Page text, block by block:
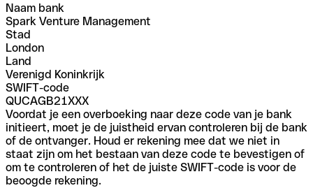
Naam bank
Spark Venture Management
Stad
London
Land
Verenigd Koninkrijk
SWIFT-code
QUCAGB21XXX
Voordat je een overboeking naar deze code van je bank
initieert, moet je de juistheid ervan controleren bij de bank
of de ontvanger. Houd er rekening mee dat we niet in
staat zijn om het bestaan van deze code te bevestigen of
om te controleren of het de juiste SWIFT-code is voor de
beoogde rekening.